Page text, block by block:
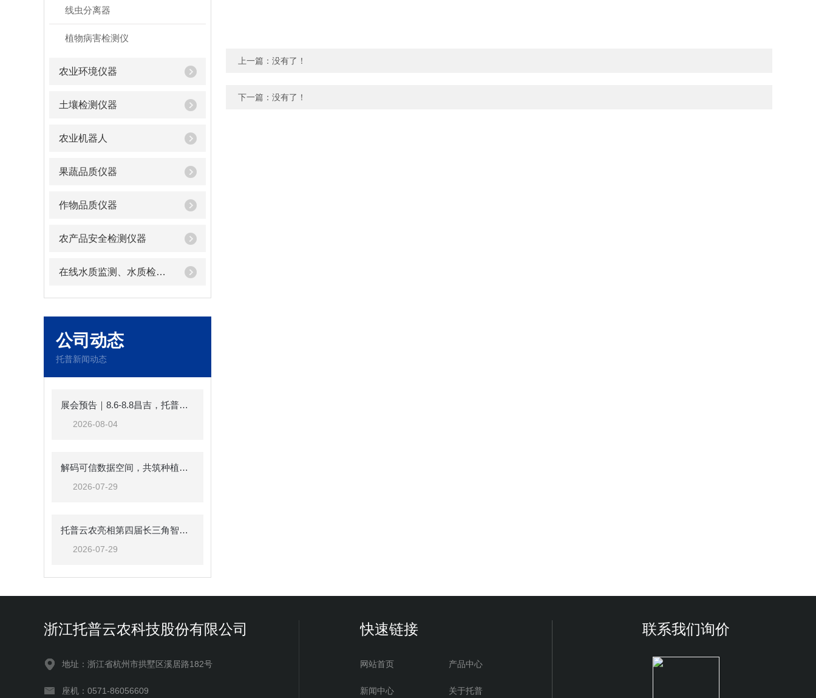
线虫分离器
植物病害检测仪
农业环境仪器
土壤检测仪器
农业机器人
果蔬品质仪器
作物品质仪器
农产品安全检测仪器
在线水质监测、水质检测仪器
公司动态
托普新闻动态
展会预告｜8.6-8.8昌吉，托普云农邀您共赴第十一届中国新疆种子展示交易会
2026-08-04
解码可信数据空间，共筑种植数智生态｜托普云农农业（种植）可信数据空间生态共建倡议
2026-07-29
托普云农亮相第四届长三角智慧农业发展大会
2026-07-29
上一篇：没有了！
下一篇：没有了！
浙江托普云农科技股份有限公司
地址：浙江省杭州市拱墅区溪居路182号
座机：0571-86056609
快速链接
网站首页 产品中心
新闻中心 关于托普
联系我们询价